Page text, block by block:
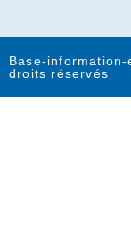
Base-
droits réservés